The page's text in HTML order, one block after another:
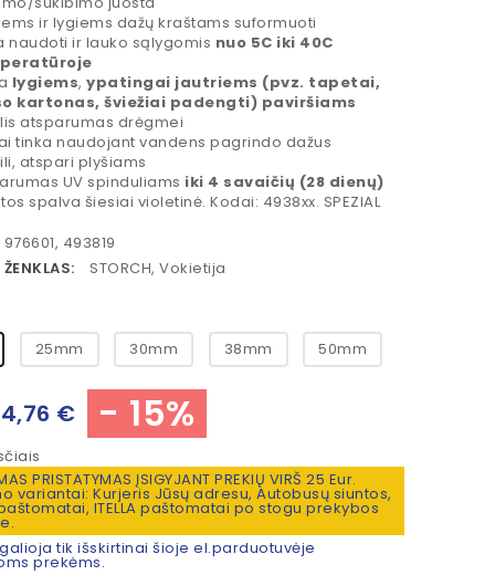
ir lygiems dažų kraštams suformuoti
naudoti ir lauko sąlygomis nuo 5C iki 40C
lygiems, ypatingai jautriems (pvz. tapetai,
kartonas, šviežiai padengti) paviršiams
atsparumas drėgmei
tinka naudojant vandens pagrindo dažus
atspari plyšiams
UV spinduliams iki 4 savaičių (28 dienų)
spalva šiesiai violetinė. Kodai: 4938xx. SPEZIAL
976601, 493819
STORCH, Vokietija
25mm 30mm 38mm 50mm
4,76 € - 15%
PRISTATYMAS ĮSIGYJANT PREKIŲ VIRŠ 25 Eur.
variantai: Kurjeris Jūsų adresu, Autobusų siuntos,
ITELLA paštomatai po stogu prekybos
tik išskirtinai šioje el.parduotuvėje
prekėms.